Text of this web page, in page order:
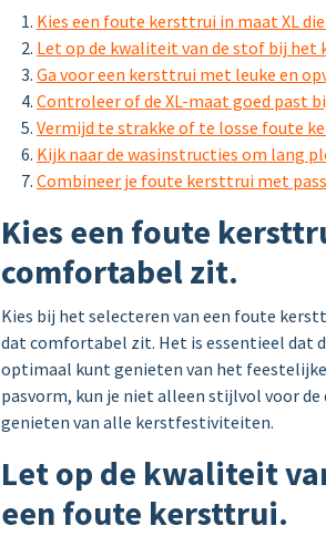
Kies een foute kersttrui in maat XL
Let op de kwaliteit van de stof bij het
Ga voor een kersttrui met leuke en
Controleer of de XL-maat goed past
Vermijd te strakke of te losse foute
Kijk naar de wasinstructies om lang
Combineer je foute kersttrui met
Kies een foute
comfortabel zit.
Kies bij het selecteren van een foute
dat comfortabel zit. Het is essentieel dat
optimaal kunt genieten van het
pasvorm, kun je niet alleen stijlvol voor
genieten van alle kerstfestiviteiten.
Let op de kwaliteit
een foute kersttrui.